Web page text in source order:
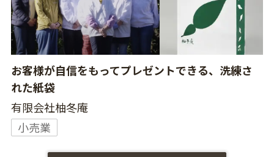
お客様が自信をもってプレゼントできる、洗練さ
れた紙袋
有限会社柚冬庵
小売業